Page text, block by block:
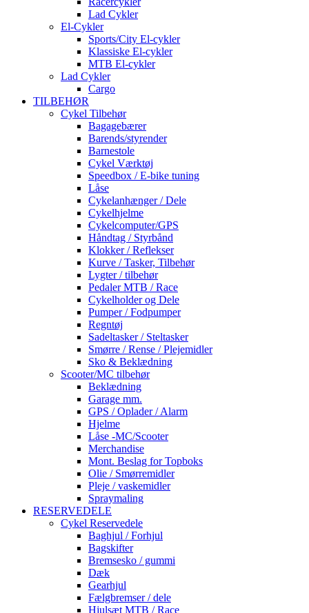
Lad Cykler
El-Cykler
Sports/City El-cykler
Klassiske El-cykler
MTB El-cykler
Lad Cykler
Cargo
TILBEHØR
Cykel Tilbehør
Bagagebærer
Barends/styrender
Barnestole
Cykel Værktøj
Speedbox / E-bike tuning
Låse
Cykelanhænger / Dele
Cykelhjelme
Cykelcomputer/GPS
Håndtag / Styrbånd
Klokker / Reflekser
Kurve / Tasker, Tilbehør
Lygter / tilbehør
Pedaler MTB / Race
Cykelholder og Dele
Pumper / Fodpumper
Regntøj
Sadeltasker / Steltasker
Smørre / Rense / Plejemidler
Sko & Beklædning
Scooter/MC tilbehør
Beklædning
Garage mm.
GPS / Oplader / Alarm
Hjelme
Låse -MC/Scooter
Merchandise
Mont. Beslag for Topboks
Olie / Smørremidler
Pleje / vaskemidler
Spraymaling
RESERVEDELE
Cykel Reservedele
Baghjul / Forhjul
Bagskifter
Bremsesko / gummi
Dæk
Gearhjul
Fælgbremser / dele
Hjulsæt MTB / Race